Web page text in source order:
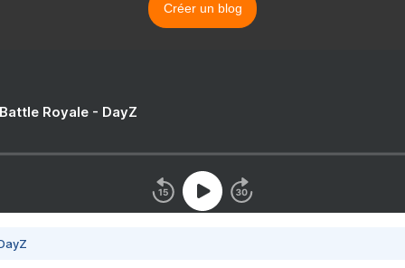
Créer un blog
Royale - DayZ